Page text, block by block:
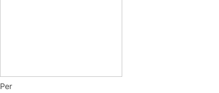
Per